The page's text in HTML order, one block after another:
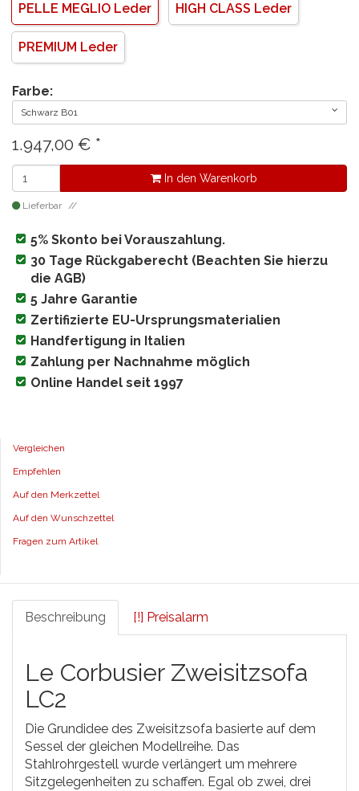
PELLE MEGLIO Leder
HIGH CLASS Leder
PREMIUM Leder
Farbe:
Schwarz B01
1.947,00 € *
In den Warenkorb
Lieferbar
5% Skonto bei Vorauszahlung.
30 Tage Rückgaberecht (Beachten Sie hierzu
die AGB)
5 Jahre Garantie
Zertifizierte EU-Ursprungsmaterialien
Handfertigung in Italien
Zahlung per Nachnahme möglich
Online Handel seit 1997
Vergleichen
Empfehlen
Auf den Merkzettel
Auf den Wunschzettel
Fragen zum Artikel
Beschreibung [!] Preisalarm
Le Corbusier Zweisitzsofa
LC2
Die Grundidee des Zweisitzsofa basierte auf dem
Sessel der gleichen Modellreihe. Das
Stahlrohrgestell wurde verlängert um mehrere
Sitzgelegenheiten zu schaffen. Egal ob zwei, drei